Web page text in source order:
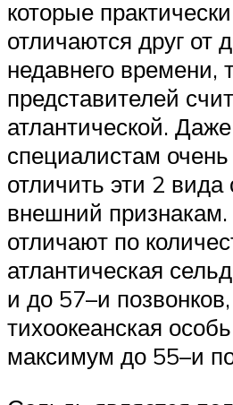
которые
отличаются друг от
недавнего времени,
представителей
атлантической.
специалистам
отличить эти 2 вида
внешний признакам.
отличают по
атлантическая
и до 57–и
тихоокеанская
максимум до 55–и